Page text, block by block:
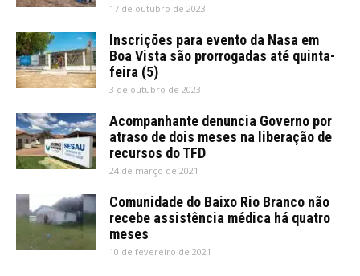
17 de outubro de 2023
Inscrições para evento da Nasa em
Boa Vista são prorrogadas até quinta-
feira (5)
3 de outubro de 2023
Acompanhante denuncia Governo por
atraso de dois meses na liberação de
recursos do TFD
24 de março de 2021
Comunidade do Baixo Rio Branco não
recebe assistência médica há quatro
meses
10 de fevereiro de 2021